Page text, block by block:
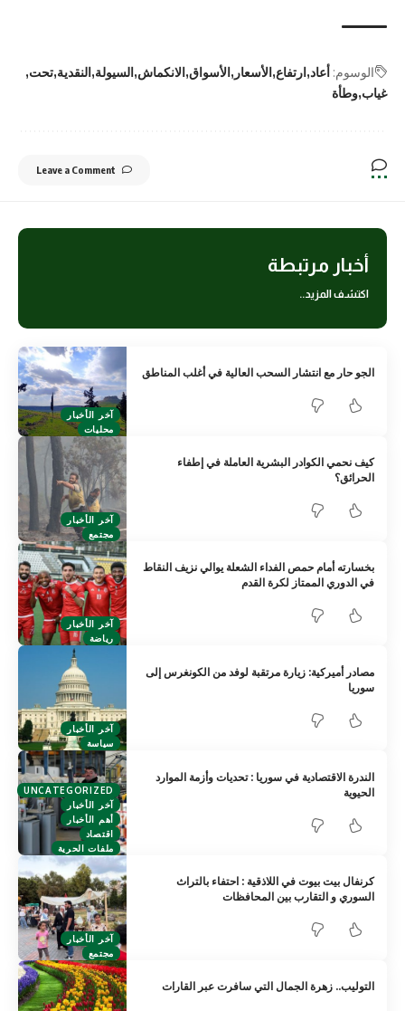
الوسوم: أعاد ارتفاع الأسعار الأسواق الانكماش السيولة النقدية تحت
غياب وطأة
Leave a Comment
أخبار مرتبطة
اكتشف المزيد..
آخر الأخبار
محليات
الجو حار مع انتشار السحب العالية في أغلب المناطق
آخر الأخبار
مجتمع
كيف نحمي الكوادر البشرية العاملة في إطفاء
الحرائق؟
آخر الأخبار
رياضة
بخسارته أمام حمص الفداء الشعلة يوالي نزيف النقاط
في الدوري الممتاز لكرة القدم
آخر الأخبار
سياسة
مصادر أميركية: زيارة مرتقبة لوفد من الكونغرس إلى
سوريا
UNCATEGORIZED
آخر الأخبار
أهم الأخبار
اقتصاد
ملفات الحرية
الندرة الاقتصادية في سوريا : تحديات وأزمة الموارد
الحيوية
آخر الأخبار
مجتمع
كرنفال بيت بيوت في اللاذقية : احتفاء بالتراث
السوري و التقارب بين المحافظات
التوليب.. زهرة الجمال التي سافرت عبر القارات